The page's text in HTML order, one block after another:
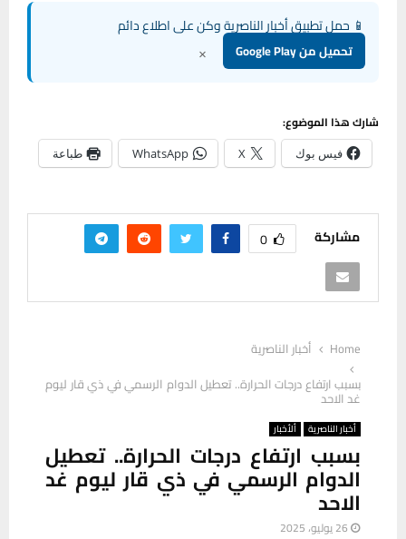
📱 حمل تطبيق أخبار الناصرية وكن على اطلاع دائم
تحميل من Google Play ×
شارك هذا الموضوع:
فيس بوك X
WhatsApp طباعة
مشاركة 0
Home
أخبار الناصرية
بسبب ارتفاع درجات الحرارة.. تعطيل الدوام الرسمي في ذي قار ليوم
غد الاحد
أخبار الناصرية ألأخبار
بسبب ارتفاع درجات الحرارة.. تعطيل
الدوام الرسمي في ذي قار ليوم غد
الاحد
26 يوليو، 2025